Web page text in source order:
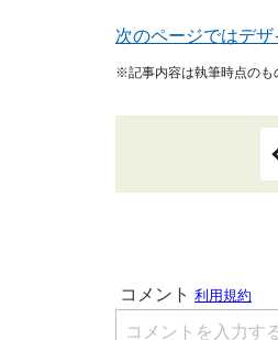
次のページではデザ
※記事内容は執筆時点のも